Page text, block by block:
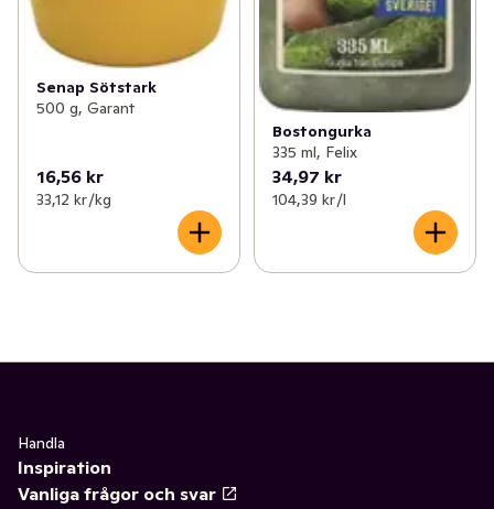
Senap Sötstark
500 g, Garant
16,56 kr
33,12 kr /kg
Bostongurka
335 ml, Felix
34,97 kr
104,39 kr /l
Handla
Inspiration
Vanliga frågor och svar